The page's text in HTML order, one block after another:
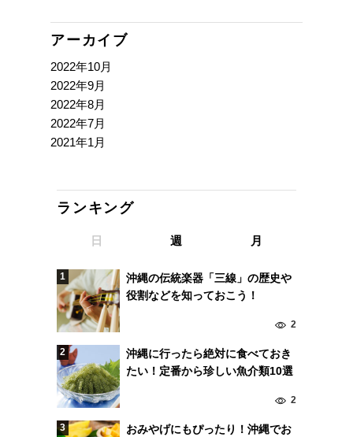
アーカイブ
2022年10月
2022年9月
2022年8月
2022年7月
2021年1月
ランキング
日 週 月
沖縄の伝統楽器「三線」の歴史や
役割などを知っておこう！
2
沖縄に行ったら絶対に食べておき
たい！定番から珍しい魚介類10選
2
おみやげにもぴったり！沖縄でお